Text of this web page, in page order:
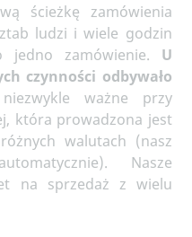
ścieżkę zamówienia
ludzi i wiele godzin
jedno zamówienie. U
czynności odbywało
ważne przy
która prowadzona jest
walutach (nasz
Nasze
na sprzedaż z wielu